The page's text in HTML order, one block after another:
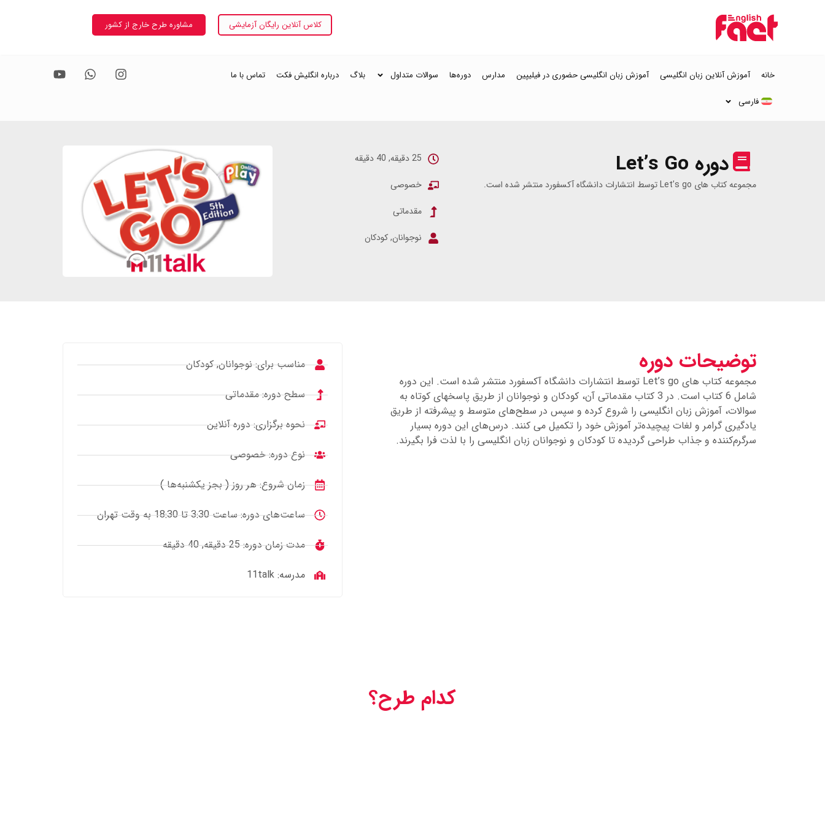
کلاس آنلاین رایگان آزمایشی مشاوره طرح خارج از کشور
خانه آموزش آنلاین زبان انگلیسی آموزش زبان انگلیسی حضوری در فیلیپین مدارس دوره‌ها سوالات متداول بلاگ درباره انگلیش فکت تماس با ما
فارسی
دوره Let’s Go
مجموعه کتاب­ های Let’s go توسط انتشارات دانشگاه آکسفورد منتشر شده است.
25 دقیقه, 40 دقیقه
خصوصی
مقدماتی
نوجوانان, کودکان
توضیحات دوره
مجموعه کتاب­ های Let’s go توسط انتشارات دانشگاه آکسفورد منتشر شده است. این دوره
شامل 6 کتاب است. در 3 کتاب مقدماتی آن، کودکان و نوجوانان از طریق پاسخ­های کوتاه به
سوالات، آموزش زبان انگلیسی را شروع کرده و سپس در سطح­‌های متوسط و پیشرفته از طریق
یادگیری گرامر و لغات پیچیده‌تر آموزش خود را تکمیل می کنند. درس‌­های این دوره بسیار
سرگرم‌کننده و جذاب طراحی گردیده تا کودکان و نوجوانان زبان انگلیسی را با لذت فرا بگیرند.
مناسب برای: نوجوانان, کودکان
سطح دوره: مقدماتی
نحوه برگزاری: دوره آنلاین
نوع دوره: خصوصی
زمان شروع: هر روز ( بجز یکشنبه‌ها )
ساعت‌های دوره: ساعت 3:30 تا 18:30 به وقت تهران
مدت زمان دوره: 25 دقیقه, 40 دقیقه
مدرسه: 11talk
کدام طرح؟